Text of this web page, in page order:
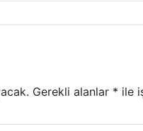
Gerekli alanlar * ile